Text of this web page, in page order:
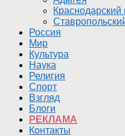
Краснодарский
Россия
Мир
Культура
Наука
Религия
Спорт
Взгляд
Блоги
РЕКЛАМА
Контакты